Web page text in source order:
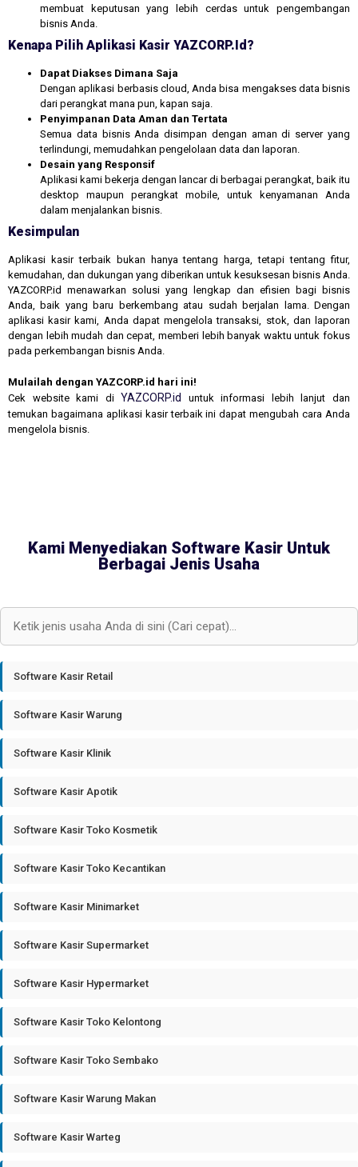
membuat keputusan yang lebih cerdas untuk pengembangan
bisnis Anda.
Kenapa Pilih Aplikasi Kasir YAZCORP.id?
Dapat Diakses Dimana Saja
Dengan aplikasi berbasis cloud, Anda bisa mengakses data bisnis
dari perangkat mana pun, kapan saja.
Penyimpanan Data Aman dan Tertata
Semua data bisnis Anda disimpan dengan aman di server yang
terlindungi, memudahkan pengelolaan data dan laporan.
Desain yang Responsif
Aplikasi kami bekerja dengan lancar di berbagai perangkat, baik itu
desktop maupun perangkat mobile, untuk kenyamanan Anda
dalam menjalankan bisnis.
Kesimpulan
Aplikasi kasir terbaik bukan hanya tentang harga, tetapi tentang fitur,
kemudahan, dan dukungan yang diberikan untuk kesuksesan bisnis Anda.
YAZCORP.id menawarkan solusi yang lengkap dan efisien bagi bisnis
Anda, baik yang baru berkembang atau sudah berjalan lama. Dengan
aplikasi kasir kami, Anda dapat mengelola transaksi, stok, dan laporan
dengan lebih mudah dan cepat, memberi lebih banyak waktu untuk fokus
pada perkembangan bisnis Anda.
Mulailah dengan YAZCORP.id hari ini!
Cek website kami di YAZCORP.id
untuk informasi lebih lanjut dan
temukan bagaimana aplikasi kasir terbaik ini dapat mengubah cara Anda
mengelola bisnis.
Kami Menyediakan Software Kasir Untuk
Berbagai Jenis Usaha
Software Kasir Retail
Software Kasir Warung
Software Kasir Klinik
Software Kasir Apotik
Software Kasir Toko Kosmetik
Software Kasir Toko Kecantikan
Software Kasir Minimarket
Software Kasir Supermarket
Software Kasir Hypermarket
Software Kasir Toko Kelontong
Software Kasir Toko Sembako
Software Kasir Warung Makan
Software Kasir Warteg